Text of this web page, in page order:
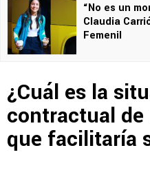
“No es un
Claudia
Femenil
¿Cuál es la
contractual de
que facilitaría